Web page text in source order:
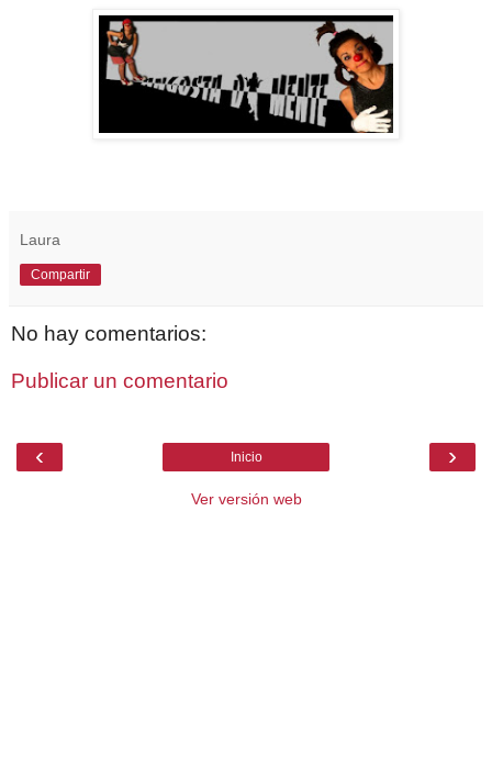
Laura
Compartir
No hay comentarios:
Publicar un comentario
‹ ›
Inicio
Ver versión web